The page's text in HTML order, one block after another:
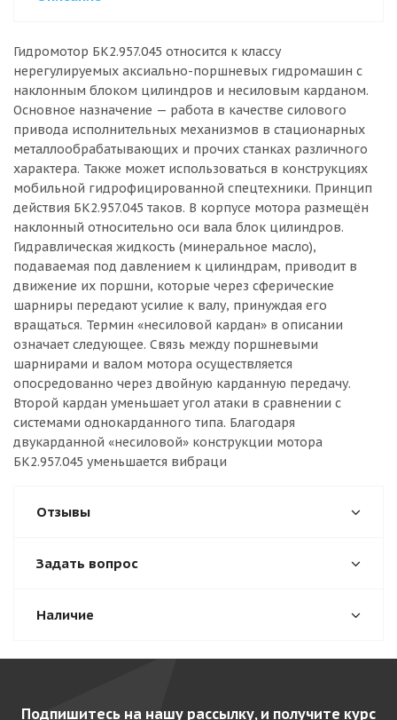
Гидромотор БК2.957.045 относится к классу
нерегулируемых аксиально-поршневых гидромашин с
наклонным блоком цилиндров и несиловым карданом.
Основное назначение — работа в качестве силового
привода исполнительных механизмов в стационарных
металлообрабатывающих и прочих станках различного
характера. Также может использоваться в конструкциях
мобильной гидрофицированной спецтехники. Принцип
действия БК2.957.045 таков. В корпусе мотора размещён
наклонный относительно оси вала блок цилиндров.
Гидравлическая жидкость (минеральное масло),
подаваемая под давлением к цилиндрам, приводит в
движение их поршни, которые через сферические
шарниры передают усилие к валу, принуждая его
вращаться. Термин «несиловой кардан» в описании
означает следующее. Связь между поршневыми
шарнирами и валом мотора осуществляется
опосредованно через двойную карданную передачу.
Второй кардан уменьшает угол атаки в сравнении с
системами однокарданного типа. Благодаря
двукарданной «несиловой» конструкции мотора
БК2.957.045 уменьшается вибраци
Отзывы
Задать вопрос
Наличие
Подпишитесь на нашу рассылку, и получите курс